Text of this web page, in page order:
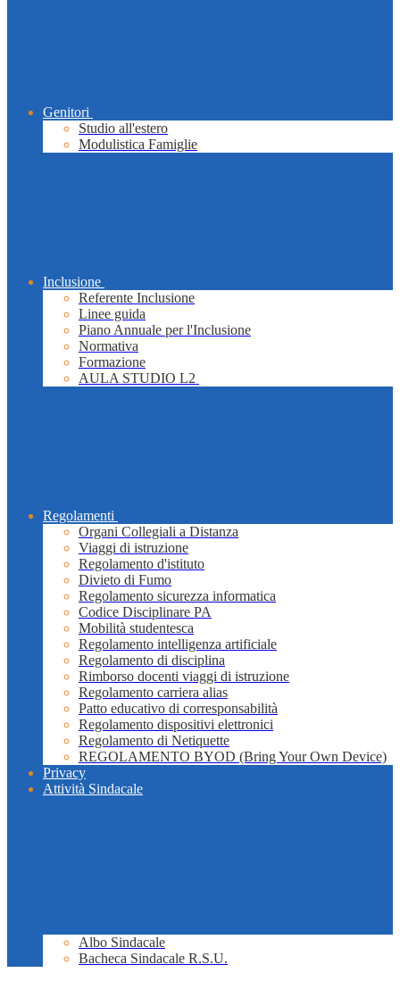
Genitori
Studio all'estero
Modulistica Famiglie
Inclusione
Referente Inclusione
Linee guida
Piano Annuale per l'Inclusione
Normativa
Formazione
AULA STUDIO L2
Regolamenti
Organi Collegiali a Distanza
Viaggi di istruzione
Regolamento d'istituto
Divieto di Fumo
Regolamento sicurezza informatica
Codice Disciplinare PA
Mobilità studentesca
Regolamento intelligenza artificiale
Regolamento di disciplina
Rimborso docenti viaggi di istruzione
Regolamento carriera alias
Patto educativo di corresponsabilità
Regolamento dispositivi elettronici
Regolamento di Netiquette
REGOLAMENTO BYOD (Bring Your Own Device)
Privacy
Attività Sindacale
Albo Sindacale
Bacheca Sindacale R.S.U.